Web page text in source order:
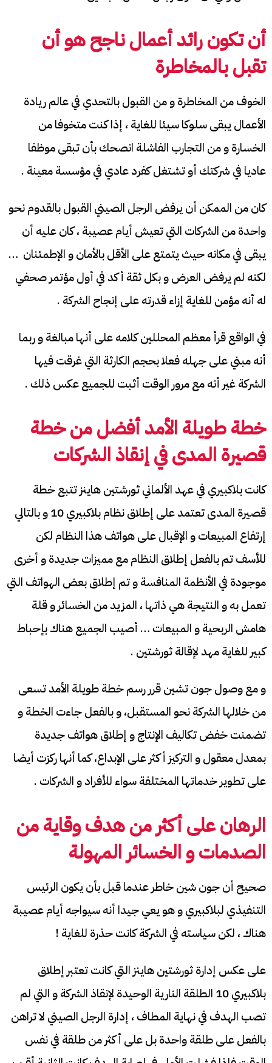
أن تكون رائد أعمال ناجح هو أن
تقبل بالمخاطرة
الخوف من المخاطرة و من القبول بالتحدي في عالم ريادة
الأعمال يبقى سلوكا سيئا للغاية ، إذا كنت متخوفا من
الخسارة و من التجارب الفاشلة انصحك بأن تبقى موظفا
عاديا في شركتك أو تشتغل كفرد عادي في مؤسسة معينة .
كان من الممكن أن يرفض الرجل الصيني القبول بالقدوم نحو
واحدة من الشركات التي تعيش أيام عصيبة ، كان عليه أن
يبقى في مكانه حيث يتمتع على الأقل بالأمان و الإطمئنان …
لكنه لم يرفض العرض و بكل ثقة أكد في أول مؤتمر صحفي
له أنه مؤمن للغاية إزاء قدرته على إنجاح الشركة .
في الواقع قرأ معظم المحللين كلامه على أنها مبالغة و ربما
أنه مبني على جهله فعلا بحجم الكارثة التي غرقت فيها
الشركة غير أنه مع مرور الوقت أثبت للجميع عكس ذلك .
خطة طويلة الأمد أفضل من خطة
قصيرة المدى في إنقاذ الشركات
كانت بلاكبيري في عهد الألماني ثورشتين هاينز تتبع خطة
قصيرة المدى تعتمد على إطلاق نظام بلاكبيري 10 و بالتالي
إرتفاع المبيعات و الإقبال على هواتف هذا النظام لكن
للأسف تم بالفعل إطلاق النظام مع مميزات جديدة و أخرى
موجودة في الأنظمة المنافسة و تم إطلاق بعض الهواتف التي
تعمل به و النتيجة هي ذاتها ، المزيد من الخسائر و قلة
هامش الربحية و المبيعات … أصيب الجميع هناك بإحباط
كبير للغاية مهد لإقالة ثورشتين .
و مع وصول جون تشين قرر رسم خطة طويلة الأمد تسعى
من خلالها الشركة نحو المستقبل، و بالفعل جاءت الخطة و
تضمنت خفض تكاليف الإنتاج و إطلاق هواتف جديدة
بمعدل معقول و التركيز أكثر على الإبداع، كما أنها ركزت أيضا
على تطوير خدماتها المختلفة سواء للأفراد و الشركات .
الرهان على أكثر من هدف وقاية من
الصدمات و الخسائر المهولة
صحيح أن جون شين خاطر عندما قبل بأن يكون الرئيس
التنفيذي لبلاكبيري و هو يعي جيدا أنه سيواجه أيام عصيبة
هناك ، لكن سياسته في الشركة كانت حذرة للغاية !
على عكس إدارة ثورشتين هاينز التي كانت تعتبر إطلاق
بلاكبيري 10 الطلقة النارية الوحيدة لإنقاذ الشركة و التي لم
تصب الهدف في نهاية المطاف ، إدارة الرجل الصيني لا تراهن
بالفعل على طلقة واحدة بل على أكثر من طلقة في نفس